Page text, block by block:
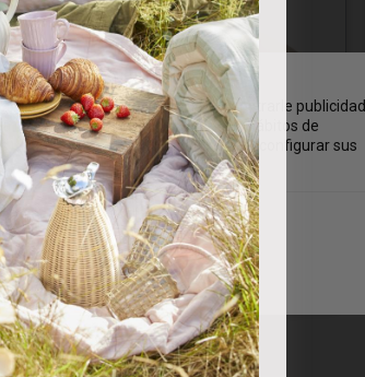
Bandeja Cuadrada Paulonia
13.00€
analizar nuestros servicios y mostrarle publicidad
un perfil elaborado a partir de sus hábitos de
Puede obtener más información y configurar sus
Personalizar